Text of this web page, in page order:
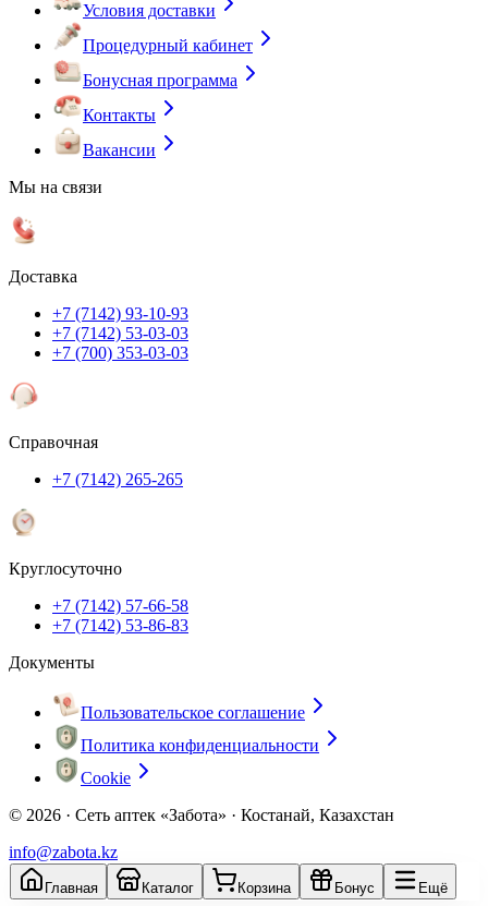
Условия доставки
Процедурный кабинет
Бонусная программа
Контакты
Вакансии
Мы на связи
Доставка
+7 (7142) 93-10-93
+7 (7142) 53-03-03
+7 (700) 353-03-03
Справочная
+7 (7142) 265-265
Круглосуточно
+7 (7142) 57-66-58
+7 (7142) 53-86-83
Документы
Пользовательское соглашение
Политика конфиденциальности
Cookie
© 2026 · Сеть аптек «Забота» · Костанай, Казахстан
info@zabota.kz
Главная Каталог Корзина Бонус Ещё